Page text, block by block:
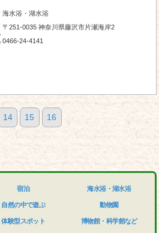
海水浴・湖水浴
〒251-0035 神奈川県藤沢市片瀬海岸2
0466-24-4141
14 15
16
宿泊
自然の中で遊ぶ
体験型スポット
海水浴・湖水浴
動物園
博物館・科学館など